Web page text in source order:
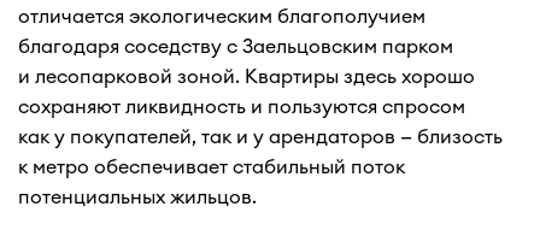
отличается экологическим благополучием
благодаря соседству с Заельцовским парком
и лесопарковой зоной. Квартиры здесь хорошо
сохраняют ликвидность и пользуются спросом
как у покупателей, так и у арендаторов — близость
к метро обеспечивает стабильный поток
потенциальных жильцов.